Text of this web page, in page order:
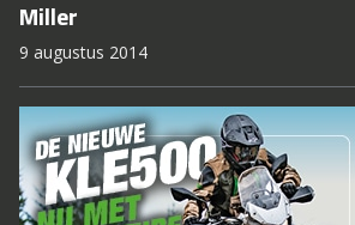
Miller
9 augustus 2014